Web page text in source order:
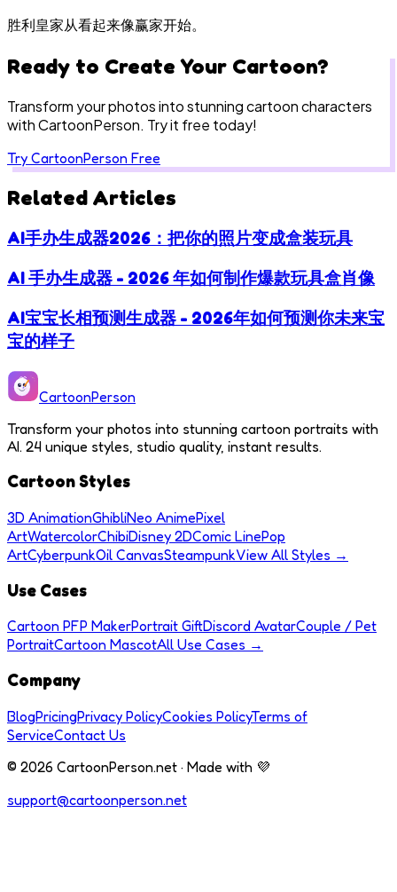
胜利皇家从看起来像赢家开始。
Ready to Create Your Cartoon?
Transform your photos into stunning cartoon characters
with CartoonPerson. Try it free today!
Try CartoonPerson Free
Related Articles
AI手办生成器2026：把你的照片变成盒装玩具
AI 手办生成器 - 2026 年如何制作爆款玩具盒肖像
AI宝宝长相预测生成器 - 2026年如何预测你未来宝
宝的样子
CartoonPerson
Transform your photos into stunning cartoon portraits with
AI. 24 unique styles, studio quality, instant results.
Cartoon Styles
3D AnimationGhibliNeo AnimePixel
ArtWatercolorChibiDisney 2DComic LinePop
ArtCyberpunkOil CanvasSteampunkView All Styles →
Use Cases
Cartoon PFP MakerPortrait GiftDiscord AvatarCouple / Pet
PortraitCartoon MascotAll Use Cases →
Company
BlogPricingPrivacy PolicyCookies PolicyTerms of
ServiceContact Us
© 2026 CartoonPerson.net · Made with 💜
support@cartoonperson.net